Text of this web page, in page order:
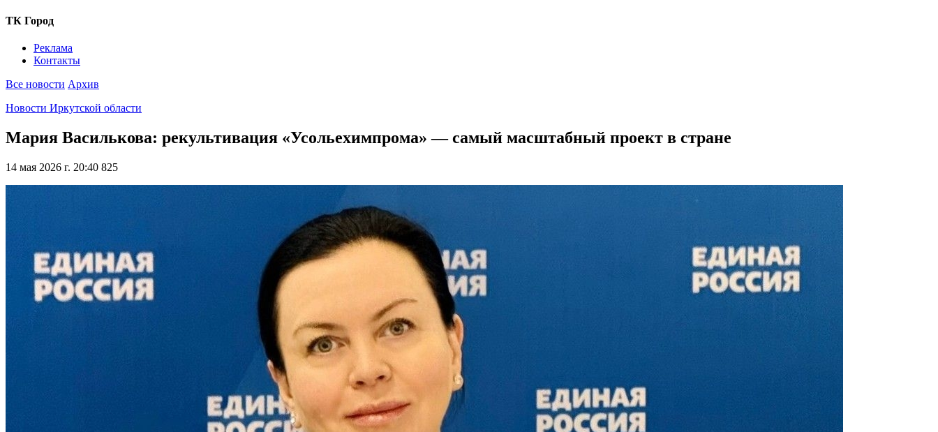
ТК Город
Реклама
Контакты
Все новости Архив
Новости Иркутской области
Мария Василькова: рекультивация «Усольехимпрома» — самый масштабный проект в стране
14 мая 2026 г. 20:40 825